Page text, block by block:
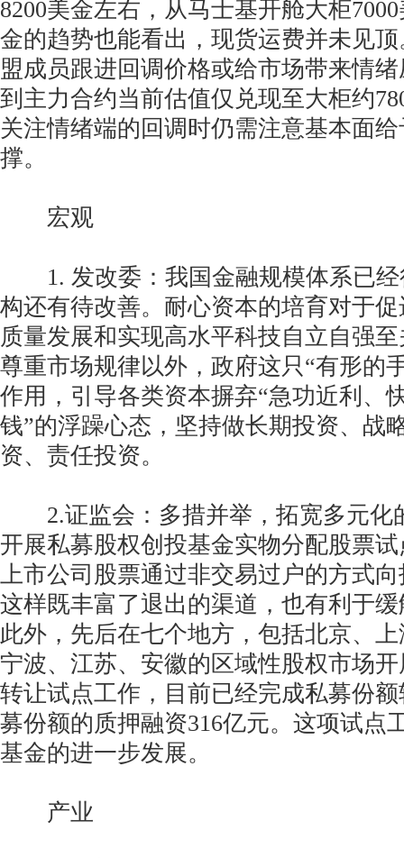
8200美金左右，从马士基开舱大柜
金的趋势也能看出，现货运费并未见
盟成员跟进回调价格或给市场带来情
到主力合约当前估值仅兑现至大柜约
关注情绪端的回调时仍需注意基本面
撑。
宏观
1. 发改委：我国金融规模体系已经
构还有待改善。耐心资本的培育对于
质量发展和实现高水平科技自立自强
尊重市场规律以外，政府这只“有形的
作用，引导各类资本摒弃“急功近利、
钱”的浮躁心态，坚持做长期投资、战
资、责任投资。
2.证监会：多措并举，拓宽多元化
开展私募股权创投基金实物分配股票
上市公司股票通过非交易过户的方式
这样既丰富了退出的渠道，也有利于
此外，先后在七个地方，包括北京、
宁波、江苏、安徽的区域性股权市场
转让试点工作，目前已经完成私募份
募份额的质押融资316亿元。这项试点
基金的进一步发展。
产业